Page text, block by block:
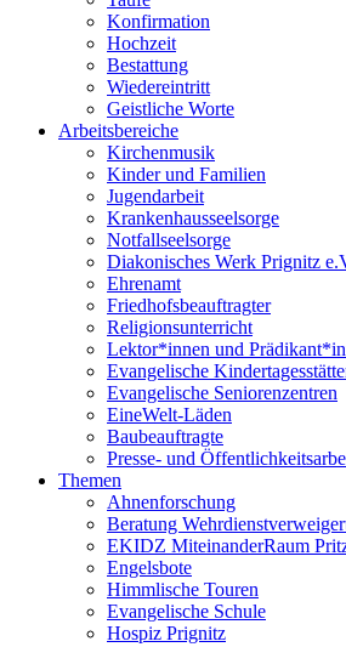
Konfirmation
Hochzeit
Bestattung
Wiedereintritt
Geistliche Worte
Arbeitsbereiche
Kirchenmusik
Kinder und Familien
Jugendarbeit
Krankenhausseelsorge
Notfallseelsorge
Diakonisches Werk Prignitz
Ehrenamt
Friedhofsbeauftragter
Religionsunterricht
Lektor*innen und
Evangelische
Evangelische Seniorenzentren
EineWelt-Läden
Baubeauftragte
Presse- und
Themen
Ahnenforschung
Beratung
EKIDZ MiteinanderRaum
Engelsbote
Himmlische Touren
Evangelische Schule
Hospiz Prignitz